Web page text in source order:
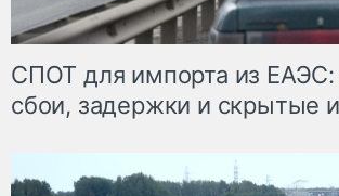
СПОТ для импорта из
сбои, задержки и скрытые